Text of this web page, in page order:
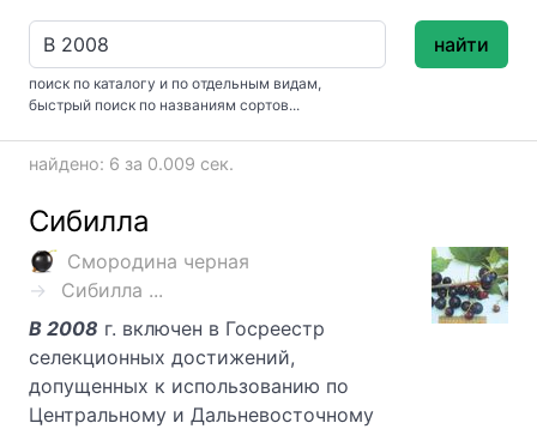
поиск по каталогу и по отдельным видам,
быстрый поиск по названиям сортов...
найти
найдено: 6 за 0.009 сек.
Сибилла
Смородина черная
Сибилла ...
В 2008 г. включен в Госреестр
селекционных достижений,
допущенных к использованию по
Центральному и Дальневосточному